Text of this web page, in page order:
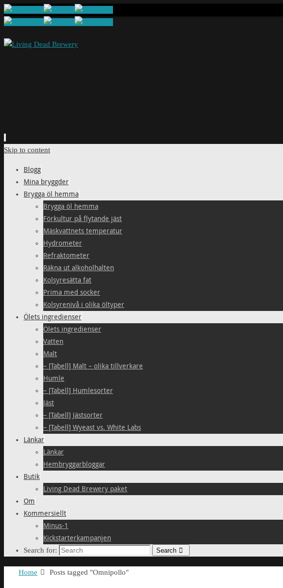
Skip to content
Blogg
Mina bryggder
Brygga öl hemma
Brygga öl hemma
Förkultur på flytande jäst
Mäskvattnets temperatur
Hydrometer
Refraktometer
Räkna ut alkoholhalten
Kolsyresätta fat
Prima med socker
Kolsyrenivå i olika öltyper
Ölets ingredienser
Ölets ingredienser
Vatten
Malt
– [Tabell] Malt – olika tillverkare
Humle
– [Tabell] Humlesorter
Jäst
– [Tabell] Jästsorter
– [Tabell] Wyeast vs. White Labs
Länkar
Länkar
Hembryggarbloggar
Butik
Living Dead Brewery paket
Om
Kommersiellt
Minus-1
Kickstarterkampanjen
Search for: Search
Home Posts tagged "Omnipollo"